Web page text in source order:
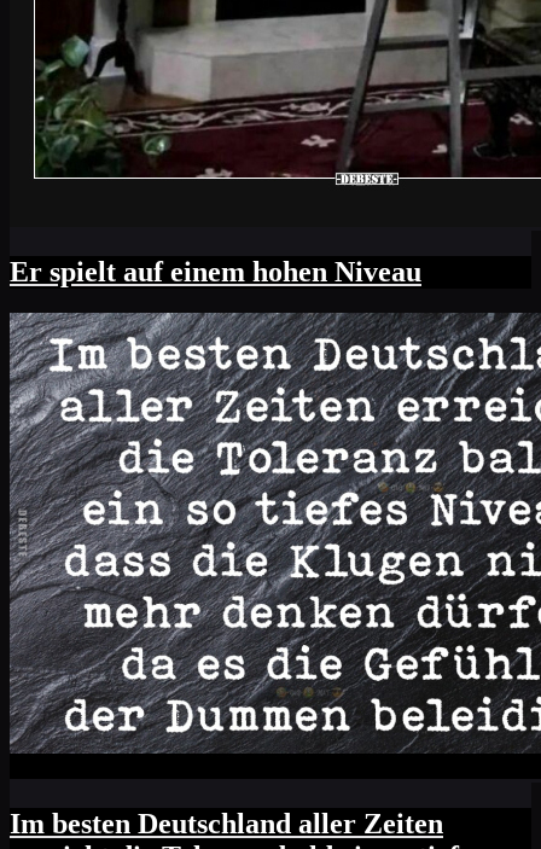
Er spielt auf einem hohen Niveau
Im besten Deutschland aller Zeiten